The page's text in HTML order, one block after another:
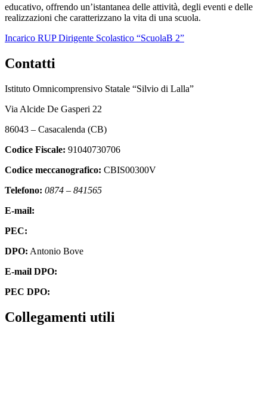
educativo, offrendo un’istantanea delle attività, degli eventi e delle
realizzazioni che caratterizzano la vita di una scuola.
Incarico RUP Dirigente Scolastico “ScuolaB 2”
Contatti
Istituto Omnicomprensivo Statale “Silvio di Lalla”
Via Alcide De Gasperi 22
86043 – Casacalenda (CB)
Codice Fiscale: 91040730706
Codice meccanografico: CBIS00300V
Telefono: 0874 – 841565
E-mail:
PEC:
DPO: Antonio Bove
E-mail DPO:
PEC DPO:
Collegamenti utili